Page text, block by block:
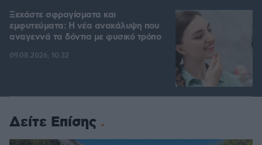
Ξεχάστε σφραγίσματα και
εμφυτεύματα: Η νέα ανακάλυψη που
αναγεννά τα δόντια με φυσικό τρόπο
09.08.2026, 10:32
Δείτε Επίσης